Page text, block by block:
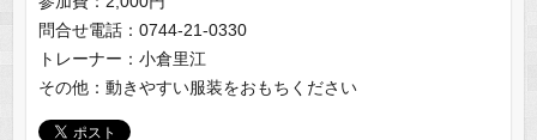
問合せ電話：0744-21-0330
トレーナー：小倉里江
その他：動きやすい服装をおもちください